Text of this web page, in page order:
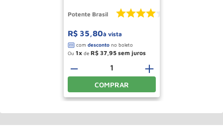
Potente Brasil
R$ 35,80à vista
Ou 1 de R$ 37,95
＋
－
COMPRAR